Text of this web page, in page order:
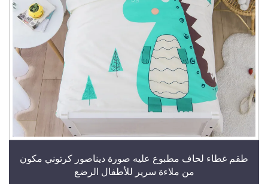
طقم غطاء لحاف مطبوع عليه صورة ديناصور كرتوني مكون
من ملاءة سرير للأطفال الرضع